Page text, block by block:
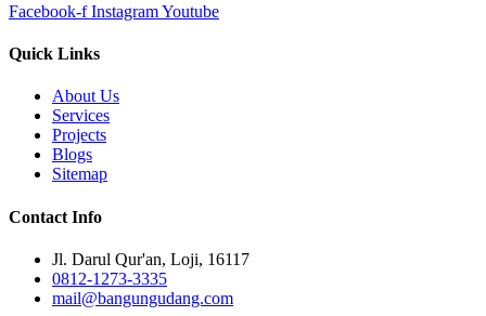
Facebook-f InstagramYoutube
Quick Links
About Us
Services
Projects
Blogs
Sitemap
Contact Info
Jl. Darul Qur'an, Loji, 16117
0812-1273-3335
mail@bangungudang.com